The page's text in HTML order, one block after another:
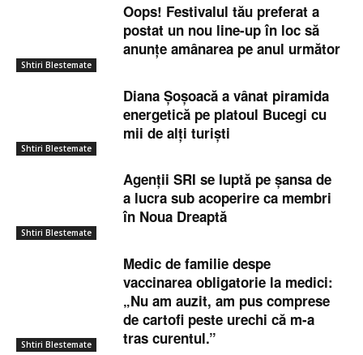
Shtiri Blestemate
Oops! Festivalul tău preferat a
postat un nou line-up în loc să
anunțe amânarea pe anul următor
Shtiri Blestemate
Diana Șoșoacă a vânat piramida
energetică pe platoul Bucegi cu
mii de alți turiști
Shtiri Blestemate
Agenții SRI se luptă pe șansa de
a lucra sub acoperire ca membri
în Noua Dreaptă
Shtiri Blestemate
Medic de familie despe
vaccinarea obligatorie la medici:
„Nu am auzit, am pus comprese
de cartofi peste urechi că m-a
tras curentul.”